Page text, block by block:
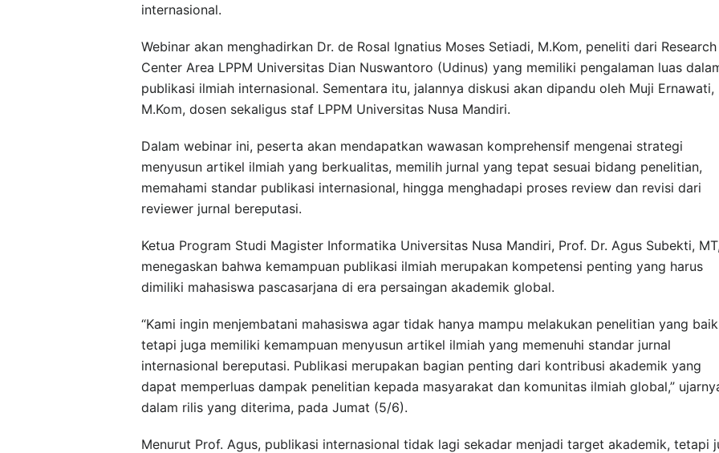
internasional.
Webinar akan menghadirkan Dr. de Rosal Ignatius Moses Setiadi, M.Kom, peneliti dari Research
Center Area LPPM Universitas Dian Nuswantoro (Udinus) yang memiliki pengalaman luas
publikasi ilmiah internasional. Sementara itu, jalannya diskusi akan dipandu oleh Muji Ernawati,
M.Kom, dosen sekaligus staf LPPM Universitas Nusa Mandiri.
Dalam webinar ini, peserta akan mendapatkan wawasan komprehensif mengenai strategi
menyusun artikel ilmiah yang berkualitas, memilih jurnal yang tepat sesuai bidang penelitian,
memahami standar publikasi internasional, hingga menghadapi proses review dan revisi dari
reviewer jurnal bereputasi.
Ketua Program Studi Magister Informatika Universitas Nusa Mandiri, Prof. Dr. Agus Subekti,
menegaskan bahwa kemampuan publikasi ilmiah merupakan kompetensi penting yang harus
dimiliki mahasiswa pascasarjana di era persaingan akademik global.
“Kami ingin menjembatani mahasiswa agar tidak hanya mampu melakukan penelitian yang
tetapi juga memiliki kemampuan menyusun artikel ilmiah yang memenuhi standar jurnal
internasional bereputasi. Publikasi merupakan bagian penting dari kontribusi akademik yang
dapat memperluas dampak penelitian kepada masyarakat dan komunitas ilmiah global,”
dalam rilis yang diterima, pada Jumat (5/6).
Menurut Prof. Agus, publikasi internasional tidak lagi sekadar menjadi target akademik, tetapi